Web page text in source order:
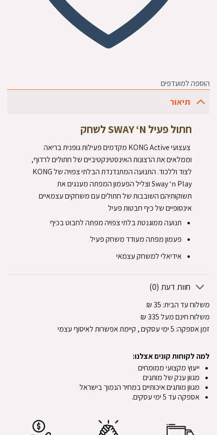
הוספה למועדפים
תיאור
‏חתול פעיל SWAY ‘N לשחק‏
‏ צעצועי KONG Active מקדמים פעילות גופנית בריאה
וממלאים את הרצונות האינסטינקטיביים של חתולים לרדוף,
לצוד וללכוד. התנועה המתנדנדת הבלתי צפויה של KONG
Sway ‘n Play וצליל הפעמון המפתה מענגים את
תשוקותיהם השובבות של חתולים עם משחקים עצמאיים
אינסופיים של כיף חבטות פעיל‏
‏תנועה ממוגנטת בלתי צפויה מפתה לחבוט בכיף‏
‏פעמון מפתה מעודד משחק פעיל‏
‏אידיאלי למשחק עצמאי‏
חוות דעת (0)
משלוח עד הבית:
₪
משלוח חינם מעל 335
₪
זמן אספקה: 5ימי עסקים, קיימת אפשרות לאיסוף עצמי
למה לקוחות קונים אצלנו:
ייעוץ מקצועי ממומחים
מגוון ענק של מותגים
מגוון מותגים איכותיים במחיר הנמוך בישראל
אספקה עד 5 ימי עסקים.